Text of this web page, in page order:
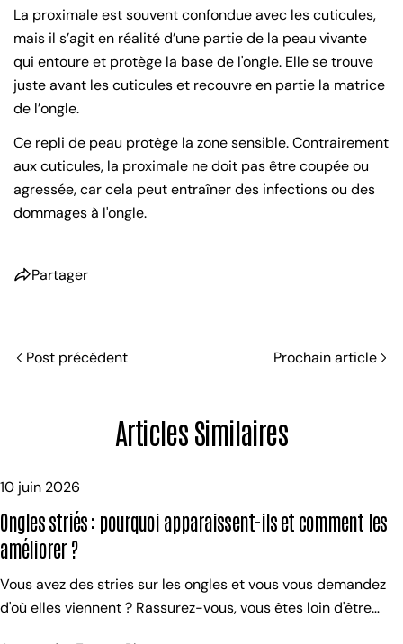
La proximale est souvent confondue avec les cuticules,
mais il s’agit en réalité d’une partie de la peau vivante
qui entoure et protège la base de l'ongle. Elle se trouve
juste avant les cuticules et recouvre en partie la matrice
de l’ongle.
Ce repli de peau protège la zone sensible. Contrairement
aux cuticules, la proximale ne doit pas être coupée ou
agressée, car cela peut entraîner des infections ou des
dommages à l'ongle.
Partager
Post précédent Prochain article
Articles Similaires
10 juin 2026
Ongles striés : pourquoi apparaissent-ils et comment les
améliorer ?
Vous avez des stries sur les ongles et vous vous demandez
d'où elles viennent ? Rassurez-vous, vous êtes loin d'être